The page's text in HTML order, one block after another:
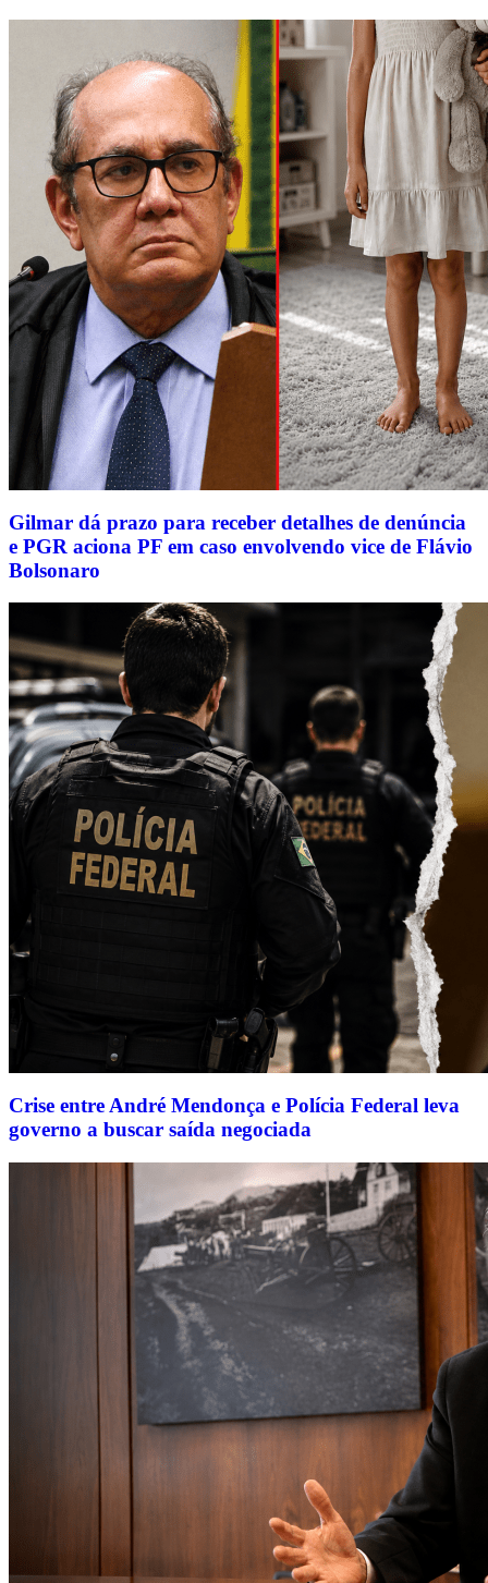
Gilmar dá prazo para receber detalhes de denúncia
e PGR aciona PF em caso envolvendo vice de Flávio
Bolsonaro
Crise entre André Mendonça e Polícia Federal leva
governo a buscar saída negociada